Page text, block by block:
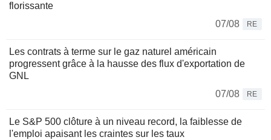
florissante
07/08
RE
Les contrats à terme sur le gaz naturel américain
progressent grâce à la hausse des flux d'exportation de
GNL
07/08
RE
Le S&P 500 clôture à un niveau record, la faiblesse de
l'emploi apaisant les craintes sur les taux